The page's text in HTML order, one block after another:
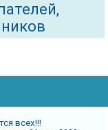
всех!!!